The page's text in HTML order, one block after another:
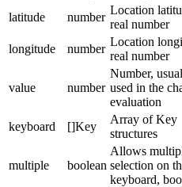
latitude
number
Location
real number
longitude
number
Location
real number
value number
Number,
used in the
evaluation
keyboard []Key
Array of Key
structures
multiple boolean
Allows
selection on
keyboard,